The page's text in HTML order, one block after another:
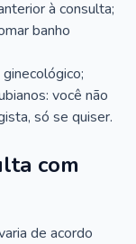
à consulta;
banho
você não
só se quiser.
com
de acordo